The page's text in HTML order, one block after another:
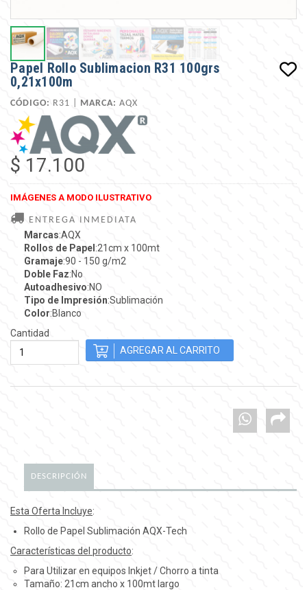
Papel Rollo Sublimacion R31 100grs
0,21x100m
CÓDIGO: R31 | MARCA: AQX
$ 17.100
IMÁGENES A MODO ILUSTRATIVO
ENTREGA INMEDIATA
Marcas:AQX
Rollos de Papel :21cm x 100mt
Gramaje:90 - 150 g/m2
Doble Faz:No
Autoadhesivo:NO
Tipo de Impresión:Sublimación
Color:Blanco
Cantidad
DESCRIPCIÓN
Esta Oferta Incluye:
Rollo de Papel Sublimación AQX-Tech
Características del producto:
Para Utilizar en equipos Inkjet / Chorro a tinta
Tamaño: 21cm ancho x 100mt largo